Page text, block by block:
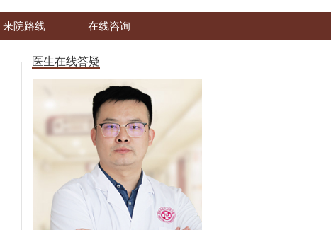
来院路线 在线咨询
医生在线答疑